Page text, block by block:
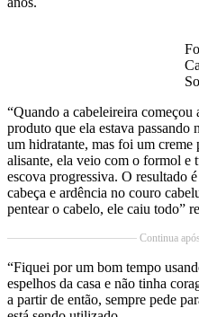
“Quando a cabeleireira começou
produto que ela estava passando
um hidratante, mas foi um creme
alisante, ela veio com o formol e
escova progressiva. O resultado
cabeça e ardência no couro
pentear o cabelo, ele caiu todo”
Continua
“Fiquei por um bom tempo
espelhos da casa e não tinha
a partir de então, sempre pede